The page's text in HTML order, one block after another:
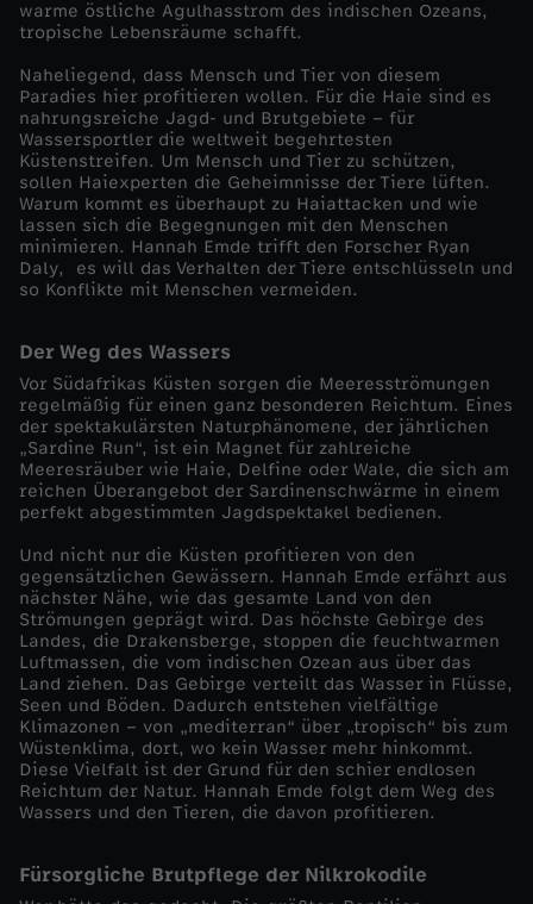
f
r
i
k
a
-
d
a
s
u
m
k
ä
m
p
warme östliche Agulhasstrom des indischen Ozeans,
tropische Lebensräume schafft.
Naheliegend, dass Mensch und Tier von diesem
Paradies hier profitieren wollen. Für die Haie sind es
nahrungsreiche Jagd- und Brutgebiete – für
Wassersportler die weltweit begehrtesten
Küstenstreifen. Um Mensch und Tier zu schützen,
sollen Haiexperten die Geheimnisse der Tiere lüften.
Warum kommt es überhaupt zu Haiattacken und wie
lassen sich die Begegnungen mit den Menschen
minimieren. Hannah Emde trifft den Forscher Ryan
Daly, es will das Verhalten der Tiere entschlüsseln und
so Konflikte mit Menschen vermeiden.
Der Weg des Wassers
Vor Südafrikas Küsten sorgen die Meeresströmungen
regelmäßig für einen ganz besonderen Reichtum. Eines
der spektakulärsten Naturphänomene, der jährlichen
„Sardine Run“, ist ein Magnet für zahlreiche
Meeresräuber wie Haie, Delfine oder Wale, die sich am
reichen Überangebot der Sardinenschwärme in einem
perfekt abgestimmten Jagdspektakel bedienen.
Und nicht nur die Küsten profitieren von den
gegensätzlichen Gewässern. Hannah Emde erfährt aus
nächster Nähe, wie das gesamte Land von den
Strömungen geprägt wird. Das höchste Gebirge des
Landes, die Drakensberge, stoppen die feuchtwarmen
Luftmassen, die vom indischen Ozean aus über das
Land ziehen. Das Gebirge verteilt das Wasser in Flüsse,
Seen und Böden. Dadurch entstehen vielfältige
Klimazonen – von „mediterran“ über „tropisch“ bis zum
Wüstenklima, dort, wo kein Wasser mehr hinkommt.
Diese Vielfalt ist der Grund für den schier endlosen
Reichtum der Natur. Hannah Emde folgt dem Weg des
Wassers und den Tieren, die davon profitieren.
Fürsorgliche Brutpflege der Nilkrokodile